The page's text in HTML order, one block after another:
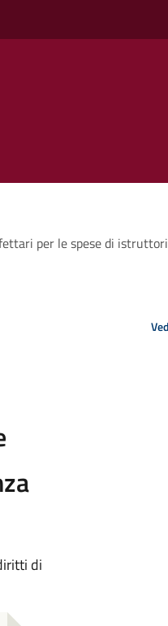
per le spese di
di